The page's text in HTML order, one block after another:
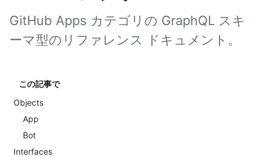
GitHub Apps カテゴリの GraphQL スキ
ーマ型のリファレンス ドキュメント。
この記事で
Objects
App
Bot
Interfaces